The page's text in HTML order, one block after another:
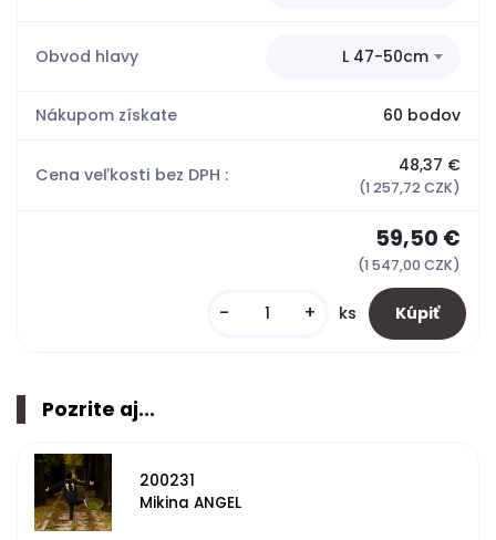
Obvod hlavy L 47-50cm
Nákupom získate 60 bodov
Cena veľkosti bez DPH : 48,37 €
(1 257,72 CZK)
59,50 €
(1 547,00 CZK)
- + ks
Pozrite aj...
200231
Mikina ANGEL